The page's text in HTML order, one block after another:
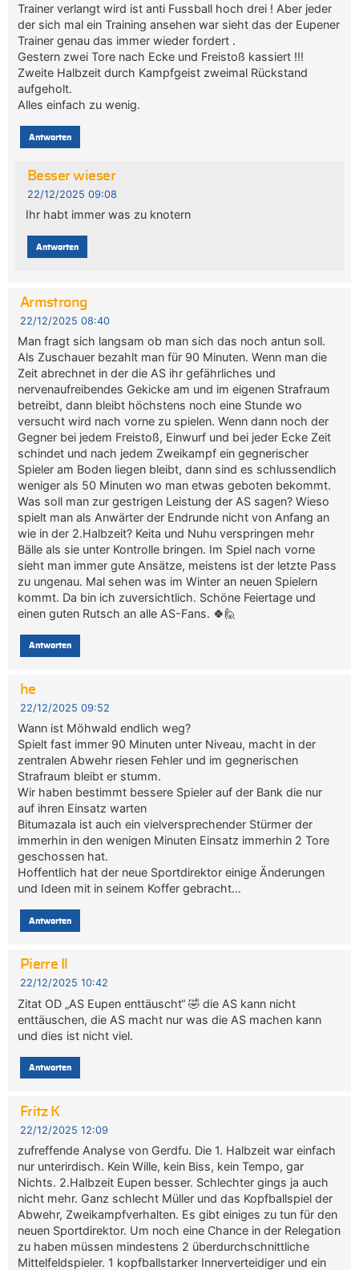
Trainer verlangt wird ist anti Fussball hoch drei ! Aber jeder
der sich mal ein Training ansehen war sieht das der Eupener
Trainer genau das immer wieder fordert .
Gestern zwei Tore nach Ecke und Freistoß kassiert !!!
Zweite Halbzeit durch Kampfgeist zweimal Rückstand
aufgeholt.
Alles einfach zu wenig.
Antworten
Besser wieser
22/12/2025 09:08
Ihr habt immer was zu knotern
Antworten
Armstrong
22/12/2025 08:40
Man fragt sich langsam ob man sich das noch antun soll.
Als Zuschauer bezahlt man für 90 Minuten. Wenn man die
Zeit abrechnet in der die AS ihr gefährliches und
nervenaufreibendes Gekicke am und im eigenen Strafraum
betreibt, dann bleibt höchstens noch eine Stunde wo
versucht wird nach vorne zu spielen. Wenn dann noch der
Gegner bei jedem Freistoß, Einwurf und bei jeder Ecke Zeit
schindet und nach jedem Zweikampf ein gegnerischer
Spieler am Boden liegen bleibt, dann sind es schlussendlich
weniger als 50 Minuten wo man etwas geboten bekommt.
Was soll man zur gestrigen Leistung der AS sagen? Wieso
spielt man als Anwärter der Endrunde nicht von Anfang an
wie in der 2.Halbzeit? Keita und Nuhu verspringen mehr
Bälle als sie unter Kontrolle bringen. Im Spiel nach vorne
sieht man immer gute Ansätze, meistens ist der letzte Pass
zu ungenau. Mal sehen was im Winter an neuen Spielern
kommt. Da bin ich zuversichtlich. Schöne Feiertage und
einen guten Rutsch an alle AS-Fans. 🍀🙋
Antworten
he
22/12/2025 09:52
Wann ist Möhwald endlich weg?
Spielt fast immer 90 Minuten unter Niveau, macht in der
zentralen Abwehr riesen Fehler und im gegnerischen
Strafraum bleibt er stumm.
Wir haben bestimmt bessere Spieler auf der Bank die nur
auf ihren Einsatz warten
Bitumazala ist auch ein vielversprechender Stürmer der
immerhin in den wenigen Minuten Einsatz immerhin 2 Tore
geschossen hat.
Hoffentlich hat der neue Sportdirektor einige Änderungen
und Ideen mit in seinem Koffer gebracht…
Antworten
Pierre Il
22/12/2025 10:42
Zitat OD „AS Eupen enttäuscht“ 🤣 die AS kann nicht
enttäuschen, die AS macht nur was die AS machen kann
und dies ist nicht viel.
Antworten
Fritz K
22/12/2025 12:09
zufreffende Analyse von Gerdfu. Die 1. Halbzeit war einfach
nur unterirdisch. Kein Wille, kein Biss, kein Tempo, gar
Nichts. 2.Halbzeit Eupen besser. Schlechter gings ja auch
nicht mehr. Ganz schlecht Müller und das Kopfballspiel der
Abwehr, Zweikampfverhalten. Es gibt einiges zu tun für den
neuen Sportdirektor. Um noch eine Chance in der Relegation
zu haben müssen mindestens 2 überdurchschnittliche
Mittelfeldspieler. 1 kopfballstarker Innerverteidiger und ein